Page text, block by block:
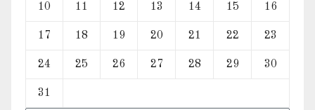
10 11 12 13 14 15 16
17 18 19 20 21 22 23
24 25 26 27 28 29 30
31